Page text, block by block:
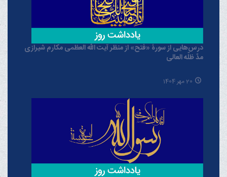
درس‌هایی از سورۀ «فتح» از منظر آیت الله العظمی مکارم شیرازی
مدّ ظلّه العالی
20 مهر 1404